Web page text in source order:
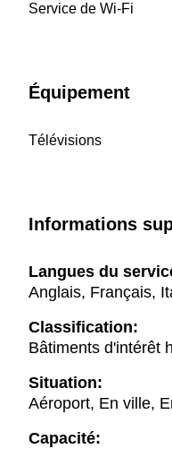
Service de Wi-Fi
Équipement
Télévisions
Informations
Langues du
Anglais, Français,
Classification:
Bâtiments d'intérêt
Situation:
Aéroport, En ville,
Capacité: